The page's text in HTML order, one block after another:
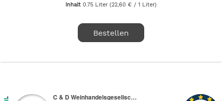
Inhalt0.75 Liter(22,60 € / 1 Liter)
Bestellen